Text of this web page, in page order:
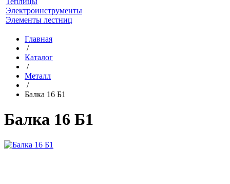
Электроинструменты
Элементы лестниц
Главная
/
Каталог
/
Металл
/
Балка 16 Б1
Балка 16 Б1